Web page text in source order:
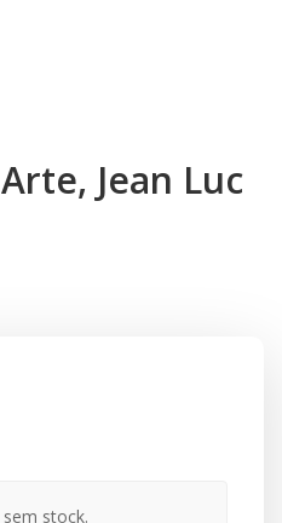
Jean Luc
stock.